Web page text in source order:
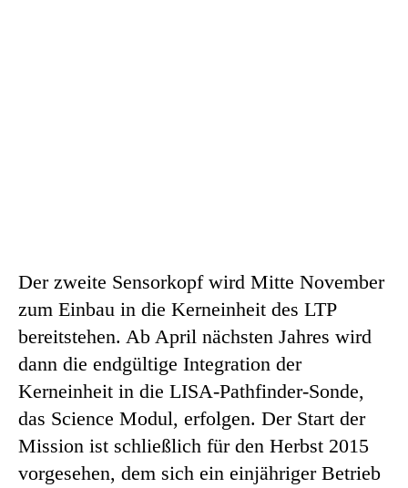
Der zweite Sensorkopf wird Mitte November
zum Einbau in die Kerneinheit des LTP
bereitstehen. Ab April nächsten Jahres wird
dann die endgültige Integration der
Kerneinheit in die LISA-Pathfinder-Sonde,
das Science Modul, erfolgen. Der Start der
Mission ist schließlich für den Herbst 2015
vorgesehen, dem sich ein einjähriger Betrieb